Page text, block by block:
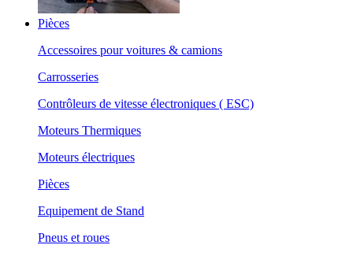
Pièces
Accessoires pour voitures & camions
Carrosseries
Contrôleurs de vitesse électroniques ( ESC)
Moteurs Thermiques
Moteurs électriques
Pièces
Equipement de Stand
Pneus et roues